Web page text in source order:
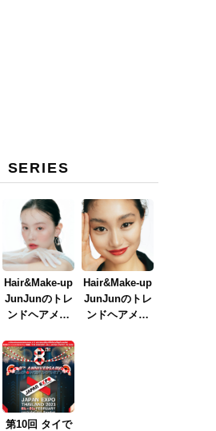
SERIES
Hair&Make-up
JunJunのトレ
ンドヘアメイ
イク
ver.2023』
Hair&Make-up
JunJunのトレ
ンドヘアメイ
第10回 タイで